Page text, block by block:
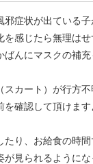
症状が出ている
を感じたら無理は
ばんにマスクの補
カート）が行方
を確認して頂けま
り、お給食の時
が見られるように